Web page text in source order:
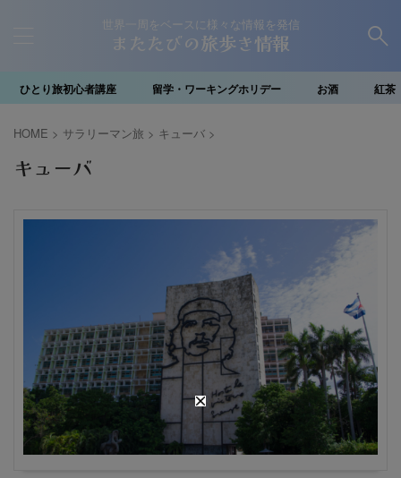
世界一周をベースに様々な情報を発信
またたびの旅歩き情報
ひとり旅初心者講座 留学・ワーキングホリデー お酒 紅茶
HOME > サラリーマン旅 > キューバ >
キューバ